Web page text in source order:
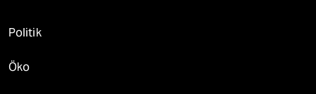
Politik
Öko